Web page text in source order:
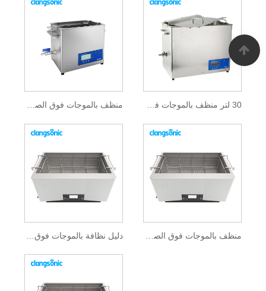
30 لتر منظف بالموجات فوق الصوتية
منظف ​​بالموجات فوق الصوتية للمختبر